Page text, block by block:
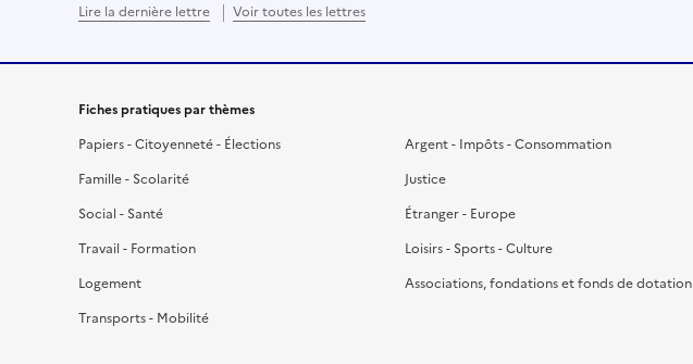
Lire la dernière lettre Voir toutes les lettres
Fiches pratiques par thèmes
Papiers - Citoyenneté - Élections
Famille - Scolarité
Social - Santé
Travail - Formation
Logement
Transports - Mobilité
Argent - Impôts - Consommation
Justice
Étranger - Europe
Loisirs - Sports - Culture
Associations, fondations et fonds de dotation